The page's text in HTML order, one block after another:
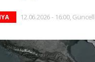
12.06.2026 - 16:00,